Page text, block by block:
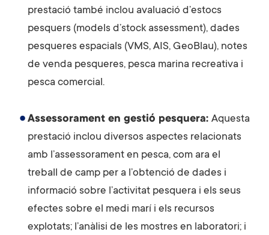
prestació també inclou avaluació d’estocs
pesquers (models d’stock assessment), dades
pesqueres espacials (VMS, AIS, GeoBlau), notes
de venda pesqueres, pesca marina recreativa i
pesca comercial.
Assessorament en gestió pesquera: Aquesta
prestació inclou diversos aspectes relacionats
amb l’assessorament en pesca, com ara el
treball de camp per a l’obtenció de dades i
informació sobre l’activitat pesquera i els seus
efectes sobre el medi marí i els recursos
explotats; l’anàlisi de les mostres en laboratori; i